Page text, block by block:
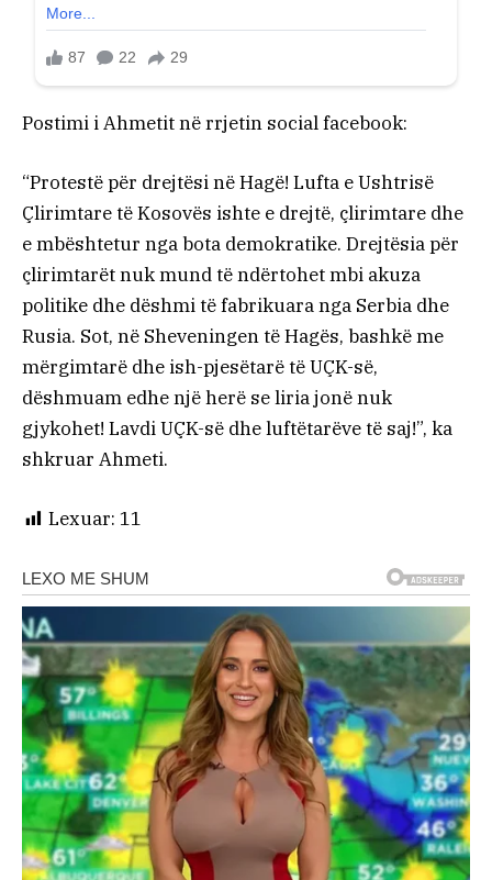
Postimi i Ahmetit në rrjetin social facebook:
“Protestë për drejtësi në Hagë! Lufta e Ushtrisë
Çlirimtare të Kosovës ishte e drejtë, çlirimtare dhe
e mbështetur nga bota demokratike. Drejtësia për
çlirimtarët nuk mund të ndërtohet mbi akuza
politike dhe dëshmi të fabrikuara nga Serbia dhe
Rusia. Sot, në Sheveningen të Hagës, bashkë me
mërgimtarë dhe ish-pjesëtarë të UÇK-së,
dëshmuam edhe një herë se liria jonë nuk
gjykohet! Lavdi UÇK-së dhe luftëtarëve të saj!”, ka
shkruar Ahmeti.
Lexuar: 11